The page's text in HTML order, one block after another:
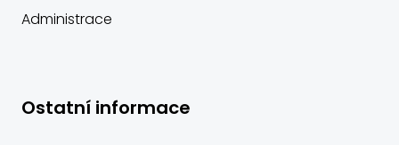
Administrace
Ostatní informace